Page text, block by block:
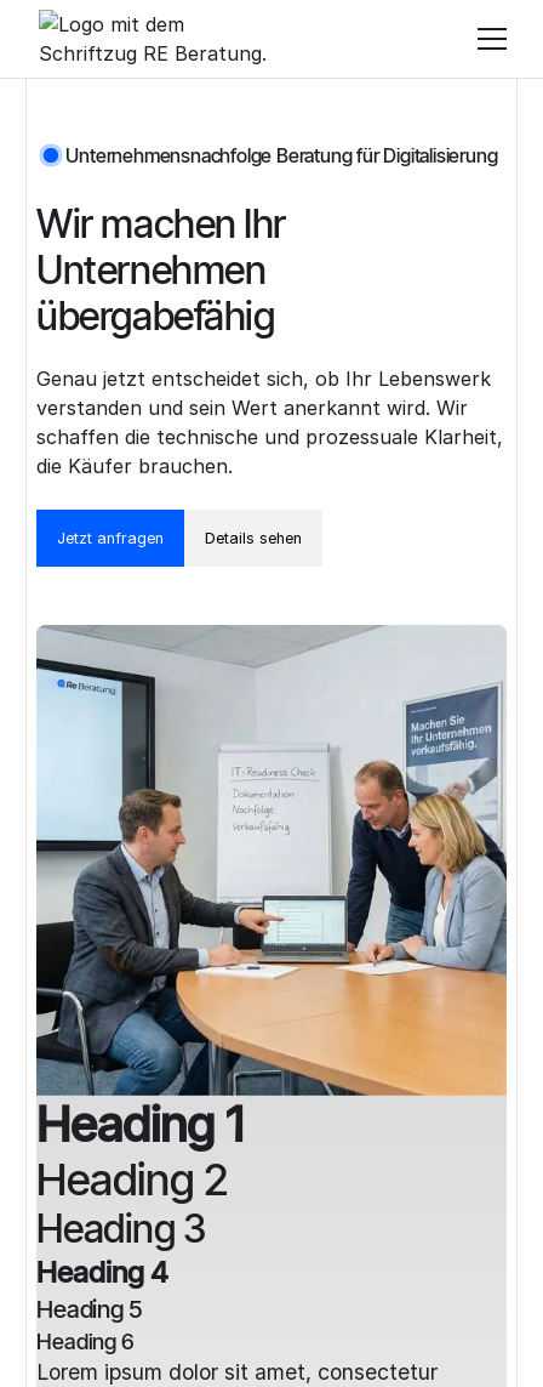
Unternehmensnachfolge Beratung für Digitalisierung
Wir machen Ihr
Unternehmen
übergabefähig
Genau jetzt entscheidet sich, ob Ihr Lebenswerk
verstanden und sein Wert anerkannt wird. Wir
schaffen die technische und prozessuale Klarheit,
die Käufer brauchen.
Jetzt anfragen Details sehen
Heading 1
Heading 2
Heading 3
Heading 4
Heading 5
Heading 6
Lorem ipsum dolor sit amet, consectetur